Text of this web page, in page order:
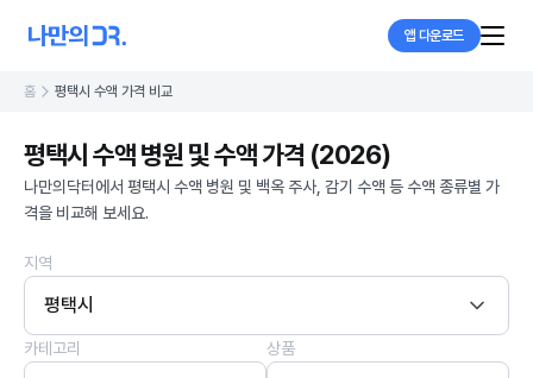
앱 다운로드
홈 평택시 수액 가격 비교
평택시 수액 병원 및 수액 가격 (2026)
나만의닥터에서 평택시 수액 병원 및 백옥 주사, 감기 수액 등 수액 종류별 가
격을 비교해 보세요.
지역
평택시
카테고리 상품